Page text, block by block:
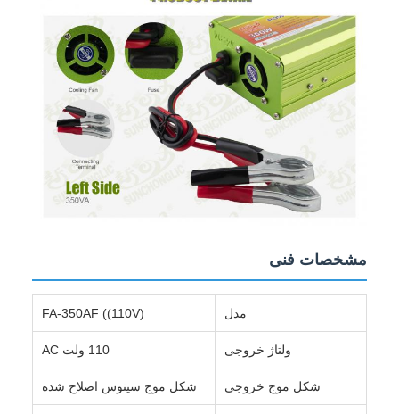
مشخصات فنی
مدل FA-350AF ((110V)
ولتاژ خروجی 110 ولت AC
شکل موج خروجی شکل موج سینوس اصلاح شده